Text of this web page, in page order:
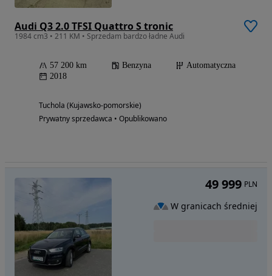
Audi Q3 2.0 TFSI Quattro S tronic
1984 cm3 • 211 KM • Sprzedam bardzo ładne Audi
57 200 km Benzyna
Automatyczna
2018
Tuchola (Kujawsko-pomorskie)
Prywatny sprzedawca • Opublikowano
49 999 PLN
W granicach średniej